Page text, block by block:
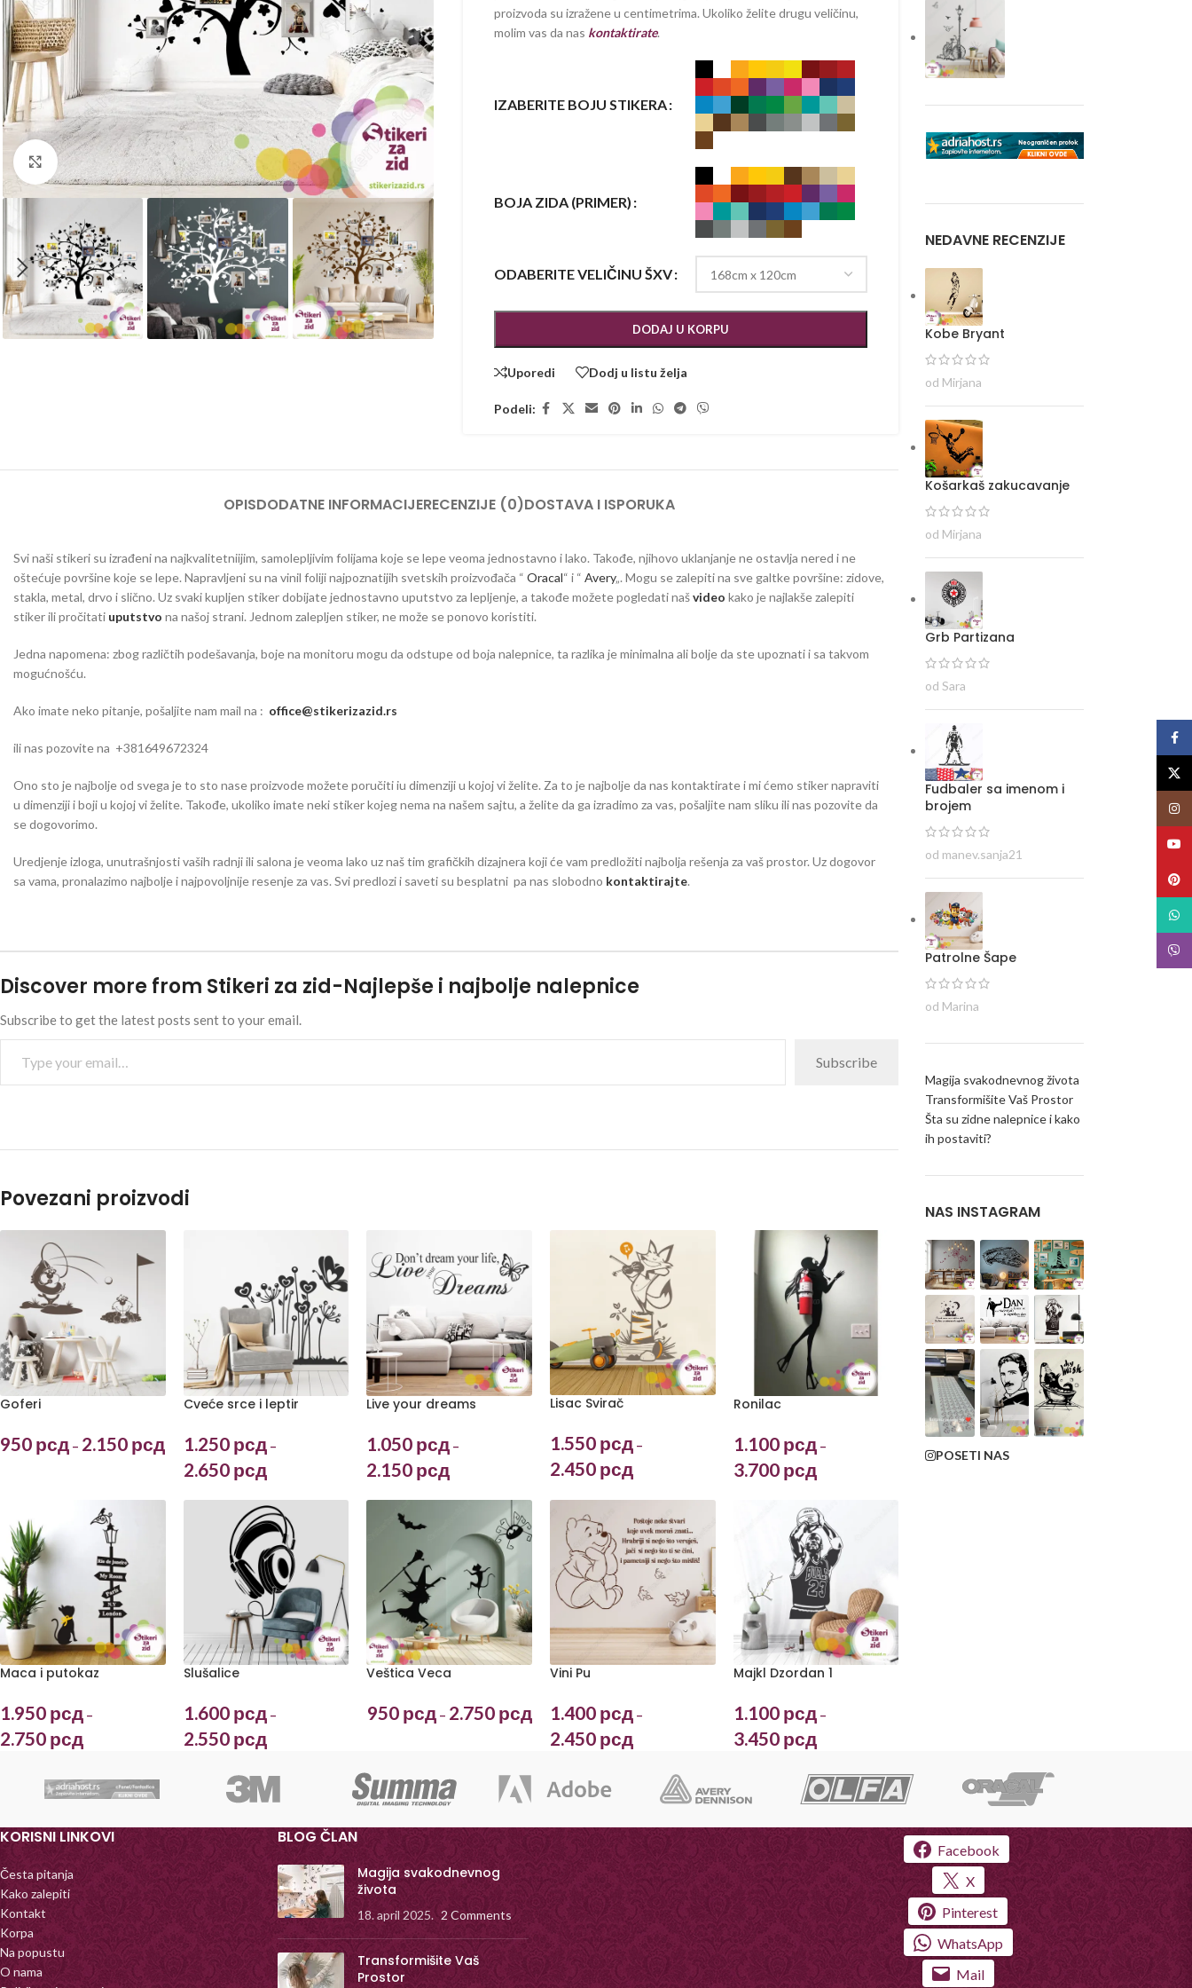
Kliknite za uvećanje
proizvoda su izražene u centimetrima. Ukoliko želite drugu veličinu,
molim vas da nas kontaktirate.
IZABERITE BOJU STIKERA
BOJA ZIDA (PRIMER)
ODABERITE VELIČINU ŠXV
DODAJ U KORPU
Uporedi Dodj u listu želja
Podeli:
OPISDODATNE INFORMACIJERECENZIJE (0)DOSTAVA I ISPORUKA
Svi naši stikeri su izrađeni na najkvalitetniijim, samolepljivim folijama koje se lepe veoma jednostavno i lako. Takođe, njihovo uklanjanje ne ostavlja nered i ne
oštećuje površine koje se lepe. Napravljeni su na vinil foliji najpoznatijih svetskih proizvođača “ Oracal“ i “ Avery„. Mogu se zalepiti na sve galtke površine: zidove,
stakla, metal, drvo i slično. Uz svaki kupljen stiker dobijate jednostavno uputstvo za lepljenje, a takođe možete pogledati našvideo kako je najlakše zalepiti
stiker ili pročitati uputstvo na našoj strani. Jednom zalepljen stiker, ne može se ponovo koristiti.
Jedna napomena: zbog različtih podešavanja, boje na monitoru mogu da odstupe od boja nalepnice, ta razlika je minimalna ali bolje da ste upoznati i sa takvom
mogućnošću.
Ako imate neko pitanje, pošaljite nam mail na : office@stikerizazid.rs
ili nas pozovite na +381649672324
Ono sto je najbolje od svega je to sto nase proizvode možete poručiti iu dimenziji u kojoj vi želite. Za to je najbolje da nas kontaktirate i mi ćemo stiker napraviti
u dimenziji i boji u kojoj vi želite. Takođe, ukoliko imate neki stiker kojeg nema na našem sajtu, a želite da ga izradimo za vas, pošaljite nam sliku ili nas pozovite da
se dogovorimo.
Uredjenje izloga, unutrašnjosti vaših radnji ili salona je veoma lako uz naš tim grafičkih dizajnera koji će vam predložiti najbolja rešenja za vaš prostor. Uz dogovor
sa vama, pronalazimo najbolje i najpovoljnije resenje za vas. Svi predlozi i saveti su besplatni pa nas slobodno kontaktirajte.
Discover more from Stikeri za zid-Najlepše i najbolje nalepnice
Subscribe to get the latest posts sent to your email.
Subscribe
Povezani proizvodi
Goferi
950 рсд – 2.150 рсд
Cveće srce i leptir
1.250 рсд –
2.650 рсд
Live your dreams
1.050 рсд –
2.150 рсд
Lisac Svirač
1.550 рсд –
2.450 рсд
Ronilac
1.100 рсд –
3.700 рсд
Maca i putokaz
1.950 рсд –
2.750 рсд
Slušalice
1.600 рсд –
2.550 рсд
Veštica Veca
950 рсд – 2.750 рсд
Vini Pu
1.400 рсд –
2.450 рсд
Majkl Dzordan 1
1.100 рсд –
3.450 рсд
NEDAVNE RECENZIJE
Kobe Bryant
od Mirjana
Košarkaš zakucavanje
od Mirjana
Grb Partizana
od Sara
Fudbaler sa imenom i
brojem
od manev.sanja21
Patrolne Šape
od Marina
Magija svakodnevnog života
Transformišite Vaš Prostor
Šta su zidne nalepnice i kako
ih postaviti?
NAS INSTAGRAM
POSETI NAS
KORISNI LINKOVI
Česta pitanja
Kako zalepiti
Kontakt
Korpa
Na popustu
O nama
BLOG ČLAN
Magija svakodnevnog
života
18. april 2025. 2 Comments
Transformišite Vaš
Prostor
Facebook
X
Pinterest
WhatsApp
Mail
Viber